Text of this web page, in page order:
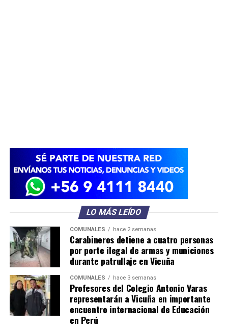
LO MÁS LEÍDO
COMUNALES hace 2 semanas
Carabineros detiene a cuatro personas
por porte ilegal de armas y municiones
durante patrullaje en Vicuña
COMUNALES hace 3 semanas
Profesores del Colegio Antonio Varas
representarán a Vicuña en importante
encuentro internacional de Educación
en Perú